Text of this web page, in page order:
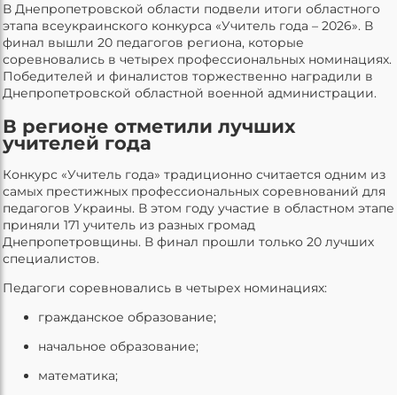
В Днепропетровской области подвели итоги областного
этапа всеукраинского конкурса «Учитель года – 2026». В
финал вышли 20 педагогов региона, которые
соревновались в четырех профессиональных номинациях.
Победителей и финалистов торжественно наградили в
Днепропетровской областной военной администрации.
В регионе отметили лучших
учителей года
Конкурс «Учитель года» традиционно считается одним из
самых престижных профессиональных соревнований для
педагогов Украины. В этом году участие в областном этапе
приняли 171 учитель из разных громад
Днепропетровщины. В финал прошли только 20 лучших
специалистов.
Педагоги соревновались в четырех номинациях:
гражданское образование;
начальное образование;
математика;